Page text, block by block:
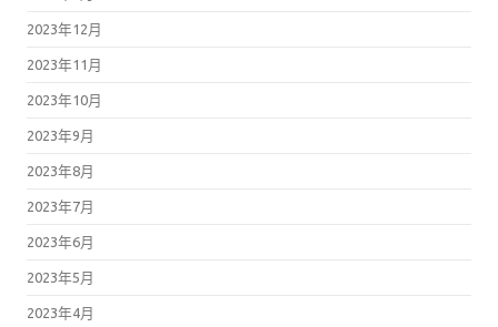
2023年12月
2023年11月
2023年10月
2023年9月
2023年8月
2023年7月
2023年6月
2023年5月
2023年4月